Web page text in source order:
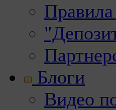
Блоги
Видео